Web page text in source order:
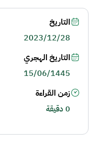
التاريخ
2023/12/28
التاريخ الهجري
15/06/1445
زمن القراءة
0 دقيقة